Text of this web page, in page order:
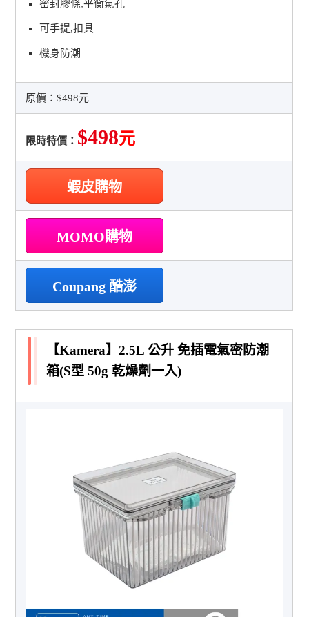
密封膠條,平衡氣孔
可手提,扣具
機身防潮
原價：$498元
限時特價： $498元
蝦皮購物
MOMO購物
Coupang 酷澎
【Kamera】2.5L 公升 免插電氣密防潮
箱(S型 50g 乾燥劑一入)